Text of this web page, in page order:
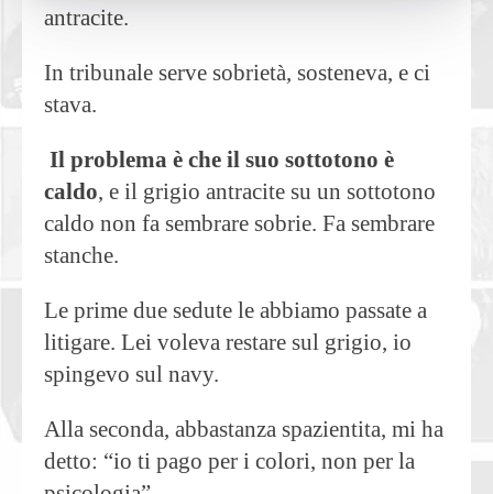
antracite.
In tribunale serve sobrietà, sosteneva, e ci
stava.
Il problema è che il suo sottotono è
caldo, e il grigio antracite su un sottotono
caldo non fa sembrare sobrie. Fa sembrare
stanche.
Le prime due sedute le abbiamo passate a
litigare. Lei voleva restare sul grigio, io
spingevo sul navy.
Alla seconda, abbastanza spazientita, mi ha
detto: “io ti pago per i colori, non per la